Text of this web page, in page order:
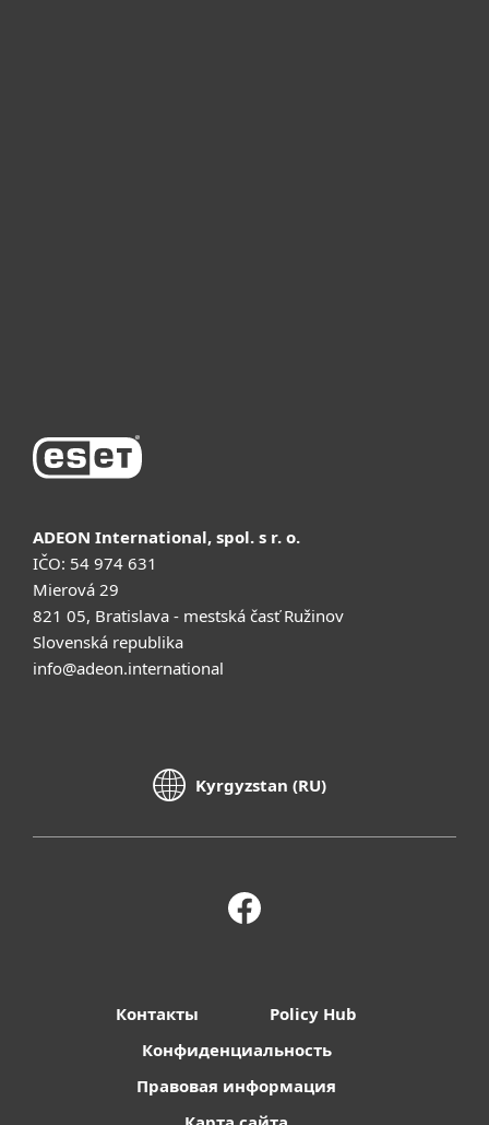
ADEON International, spol. s r. o.
IČO: 54 974 631
Mierová 29
821 05, Bratislava - mestská časť Ružinov
Slovenská republika
info@adeon.international
Kyrgyzstan (RU)
Контакты
Policy Hub
Конфиденциальность
Правовая информация